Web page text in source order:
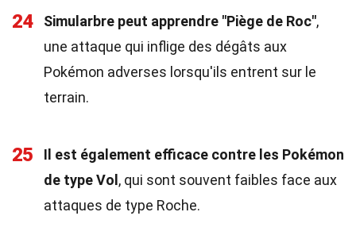
24 Simularbre peut apprendre "Piège de Roc",
une attaque qui inflige des dégâts aux
Pokémon adverses lorsqu'ils entrent sur le
terrain.
25
Il est également efficace contre les Pokémon
de type Vol , qui sont souvent faibles face aux
attaques de type Roche.